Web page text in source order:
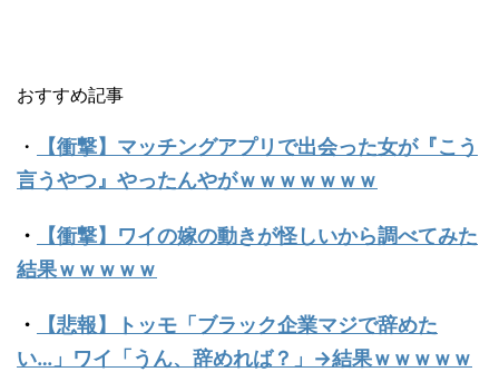
おすすめ記事
・
【衝撃】マッチングアプリで出会った女が『こう
言うやつ』やったんやがｗｗｗｗｗｗｗ
・
【衝撃】ワイの嫁の動きが怪しいから調べてみた
結果ｗｗｗｗｗ
・
【悲報】トッモ「ブラック企業マジで辞めた
い…」ワイ「うん、辞めれば？」→結果ｗｗｗｗｗ